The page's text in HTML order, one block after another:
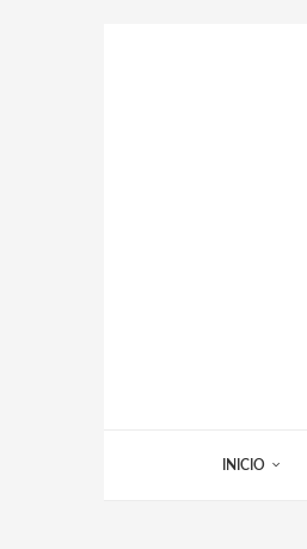
INICIO